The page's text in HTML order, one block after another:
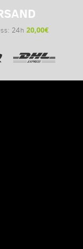
24h 20,00€